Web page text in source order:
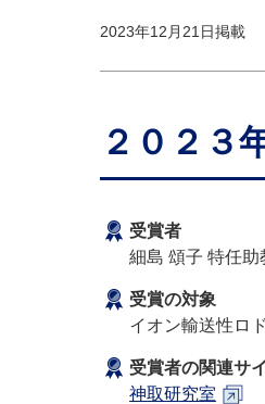
2023年12月21日掲載
２０２３
受賞者
細島 頌子 特任助
受賞の対象
イオン輸送性ロ
受賞者の関連サ
神取研究室